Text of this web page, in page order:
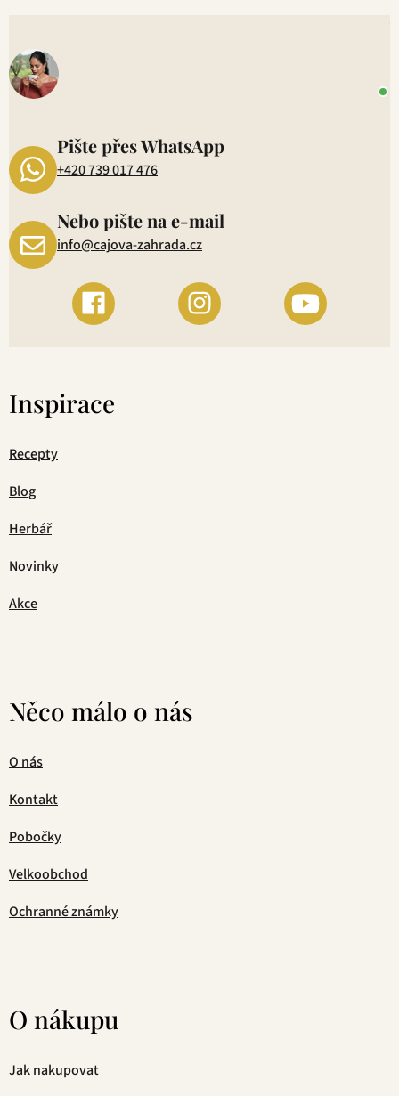
Pište přes WhatsApp
+420 739 017 476
Nebo pište na e-mail
info@cajova-zahrada.cz
Inspirace
Recepty
Blog
Herbář
Novinky
Akce
Něco málo o nás
O nás
Kontakt
Pobočky
Velkoobchod
Ochranné známky
O nákupu
Jak nakupovat